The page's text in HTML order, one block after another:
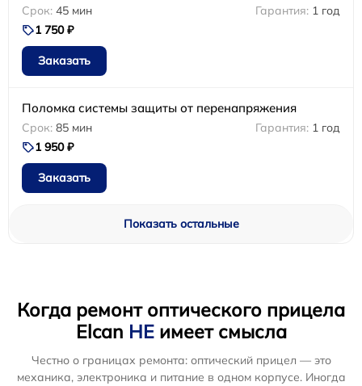
45 мин
1 год
1 750 ₽
Заказать
Поломка системы защиты от перенапряжения
85 мин
1 год
1 950 ₽
Заказать
Показать остальные
Когда ремонт оптического прицела
Elcan НЕимеет смысла
Честно о границах ремонта: оптический прицел — это
механика, электроника и питание в одном корпусе. Иногда